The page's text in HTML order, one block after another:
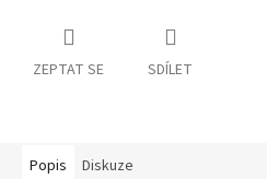
ZEPTAT SE SDÍLET
Popis Diskuze